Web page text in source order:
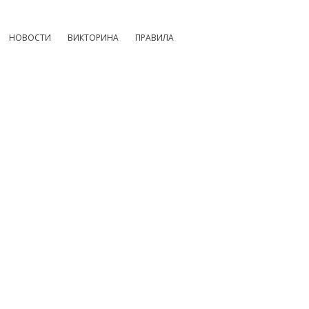
НОВОСТИ ВИКТОРИНА ПРАВИЛА